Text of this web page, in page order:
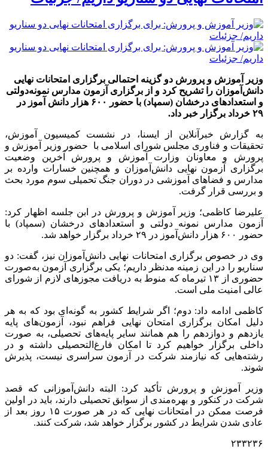
وزیر آموزش و پرورش دو گزینه احتمالی برگزاری امتحانات نهایی
دانش‌آموزان را تشریح کرد و از برگزاری آزمون مدارس نمونه‌دولتی
و استعدادهای درخشان (سمپاد) با حضور ۶۰۰ هزار دانش آموز در
۲۹ خرداد برگزار خبر داد.
به گزارش خبرآنلاین از ایسنا، در نشست کمیسیون آموزش،
تحقیقات و فناوری مجلس شورای اسلامی با حضور وزیر آموزش و
پرورش و معاونان وزارت آموزش و پرورش آخرین وضعیت
برگزاری آزمون نهایی دانش‌آموزان و همچنین خسارات وارده بر
مدارس و فضاهای آموزشی در دوران جنگ تحمیلی سوم مورد بحث
و بررسی قرار گرفت.
علیرضا کاظمی؛ وزیر آموزش و پرورش در ابن جلسه اظهار کرد:
آزمون مدارس نمونه دولتی و استعدادهای درخشان (سمپاد) با
حضور ۶۰۰ هزار دانش‌آموز در ۲۹ خرداد برگزار خواهد شد.
وی در خصوص برگزاری امتحانات نهایی دانش‌آموزان نیز، گفت: دو
سناریو را در این زمینه مدنظر داریم؛ یکی برگزاری آزمون به‌صورت
حضوری از ۱۳ تیرماه که منوط به دریافت مجوزهای لازم از شورای
عالی امنیت ملی است.
کاظمی ادامه داد: دوم؛ اگر شرایط کشور به گونه‌ای بود که به هر
دلیل امکان برگزاری امتحان نهایی فراهم نبود، آزمون‌های پایه
یازدهم و دوازدهم را هم همانند سایر پایه‌های تحصیلی، به صورت
داخلی برگزار خواهیم کرد تا امکان فارغ‌التحصیلی داشته و در
رشته‌هایی که نیازمند شرکت در آزمون سراسری نیست، پذیرش
شوند.
وزیر آموزش و پرورش تأکید کرد: البته دانش‌آموزانی که قصد
شرکت در کنکور و بهره‌مندی از سوابق تحصیلی دارند، باید در اولین
فرصت ممکن در امتحانات نهایی که در هر صورت ۱۵ روز بعد از
عادی شدن شرایط در کشور برگزار خواهد شد، شرکت کنند.
۲۳۳۲۳۶